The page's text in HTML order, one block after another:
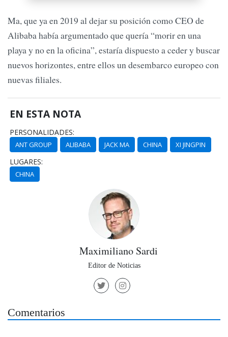
Ma, que ya en 2019 al dejar su posición como CEO de
Alibaba había argumentado que quería “morir en una
playa y no en la oficina”, estaría dispuesto a ceder y buscar
nuevos horizontes, entre ellos un desembarco europeo con
nuevas filiales.
EN ESTA NOTA
PERSONALIDADES:
ANT GROUP ALIBABA JACK MA CHINA XI JINGPIN
LUGARES:
CHINA
Maximiliano Sardi
Editor de Noticias
Comentarios